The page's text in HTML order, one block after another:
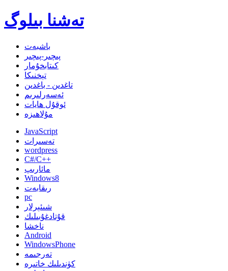
تەشنا بىلوگ
باشبەت
پىچىر-پىچىر
كىتابخۇمار
تېخنىكا
تاغدىن - باغدىن
ئەسەرلىرىم
ئوقۇل ھايات
مۇلاھىزە
JavaScript
تەسىرات
wordpress
C#/C++
مائارىپ
Windows8
رىقابەت
pc
شىئېرلار
قۇتادغۇبىلىك
ناخشا
Android
WindowsPhone
تەرجىمە
كۈندىلىك خاتىرە